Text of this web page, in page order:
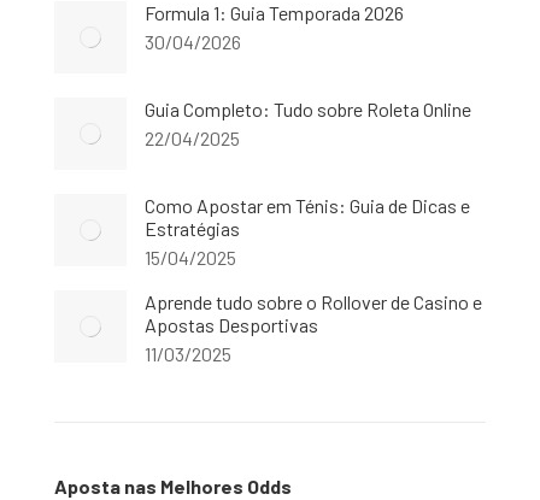
Formula 1: Guia Temporada 2026
30/04/2026
Guia Completo: Tudo sobre Roleta Online
22/04/2025
Como Apostar em Ténis: Guia de Dicas e
Estratégias
15/04/2025
Aprende tudo sobre o Rollover de Casino e
Apostas Desportivas
11/03/2025
Aposta nas Melhores Odds